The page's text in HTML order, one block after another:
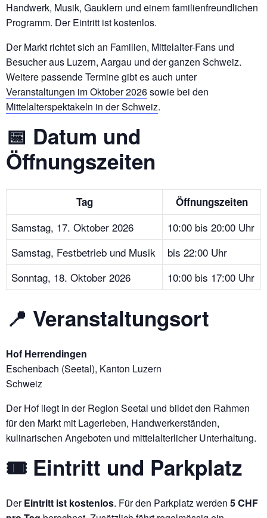
Handwerk, Musik, Gauklern und einem familienfreundlichen
Programm. Der Eintritt ist kostenlos.
Der Markt richtet sich an Familien, Mittelalter-Fans und
Besucher aus Luzern, Aargau und der ganzen Schweiz.
Weitere passende Termine gibt es auch unter
Veranstaltungen im Oktober 2026sowie bei den
Mittelalterspektakeln in der Schweiz.
📅 Datum und
Öffnungszeiten
Tag Öffnungszeiten
Samstag, 17. Oktober 2026
10:00 bis 20:00 Uhr
Samstag, Festbetrieb und Musik
bis 22:00 Uhr
Sonntag, 18. Oktober 2026
10:00 bis 17:00 Uhr
📍 Veranstaltungsort
Hof Herrendingen
Eschenbach (Seetal), Kanton Luzern
Schweiz
Der Hof liegt in der Region Seetal und bildet den Rahmen
für den Markt mit Lagerleben, Handwerkerständen,
kulinarischen Angeboten und mittelalterlicher Unterhaltung.
🎟 Eintritt und Parkplatz
DerEintritt ist kostenlos. Für den Parkplatz werden 5 CHF